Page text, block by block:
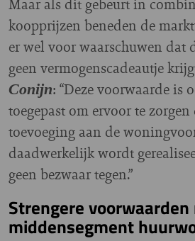
koopprijzen beneden de
er wel voor waarschuwen dat
geen vermogenscadeautje
Conijn: “Deze voorwaarde is
toegepast om ervoor te
toevoeging aan de
daadwerkelijk wordt
geen bezwaar tegen.”
Strengere
middensegment